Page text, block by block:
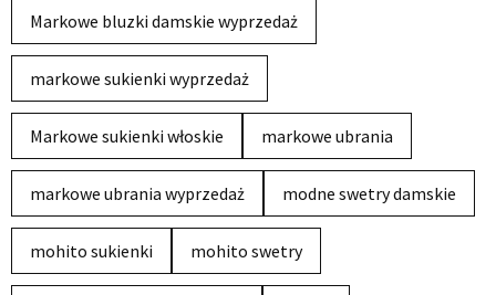
Markowe bluzki damskie wyprzedaż
markowe sukienki wyprzedaż
Markowe sukienki włoskie markowe ubrania
markowe ubrania wyprzedaż modne swetry damskie
mohito sukienki mohito swetry